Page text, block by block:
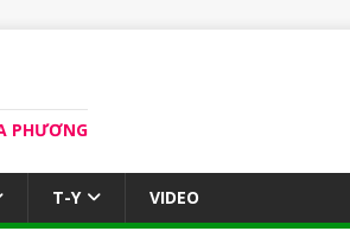
PHƯƠNG
T-Y VIDEO